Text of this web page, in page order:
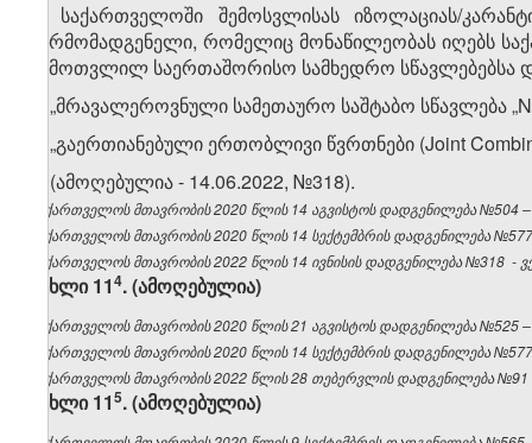
1. საქართველოში შემოსვლისას იზოლაციას/
წარმომადგენელი, რომელიც მონაწილეობას იღებს
ჩამოთვლილ საერთაშორისო სამხედრო სწავლებებსა
ა) „მრავალეროვნული სამეთაურო საშტაბო სწავლება
ბ) „გაერთიანებული ერთობლივი წვრთნები (Joint
2. (ამოღებულია - 14.06.2022, №318).
საქართველოს მთავრობის 2020 წლის 14 აგვისტოს დადგენილება №504
საქართველოს მთავრობის 2020 წლის 14 სექტემბრის დადგენილება
საქართველოს მთავრობის 2022 წლის 14 ივნისის დადგენილება №318 -
მუხლი11​4. (ამოღებულია)
საქართველოს მთავრობის 2020 წლის 21 აგვისტოს დადგენილება №525
საქართველოს მთავრობის 2020 წლის 14 სექტემბრის დადგენილება
საქართველოს მთავრობის 2022 წლის 28 თებერვლის დადგენილება №91
მუხლი 11​5. (ამოღებულია)